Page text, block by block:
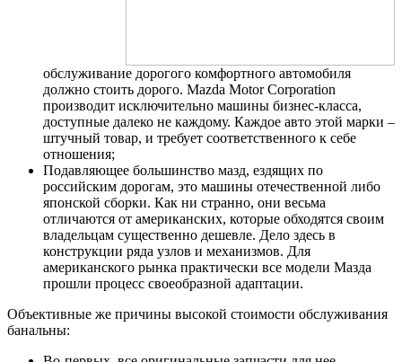
обслуживание дорогого комфортного автомобиля
должно стоить дорого. Mazda Motor Corporation
производит исключительно машины бизнес-класса,
доступные далеко не каждому. Каждое авто этой марки –
штучный товар, и требует соответственного к себе
отношения;
Подавляющее большинство мазд, ездящих по
российским дорогам, это машины отечественной либо
японской сборки. Как ни странно, они весьма
отличаются от американских, которые обходятся своим
владельцам существенно дешевле. Дело здесь в
конструкции ряда узлов и механизмов. Для
американского рынка практически все модели Мазда
прошли процесс своеобразной адаптации.
Объективные же причины высокой стоимости обслуживания
банальны: